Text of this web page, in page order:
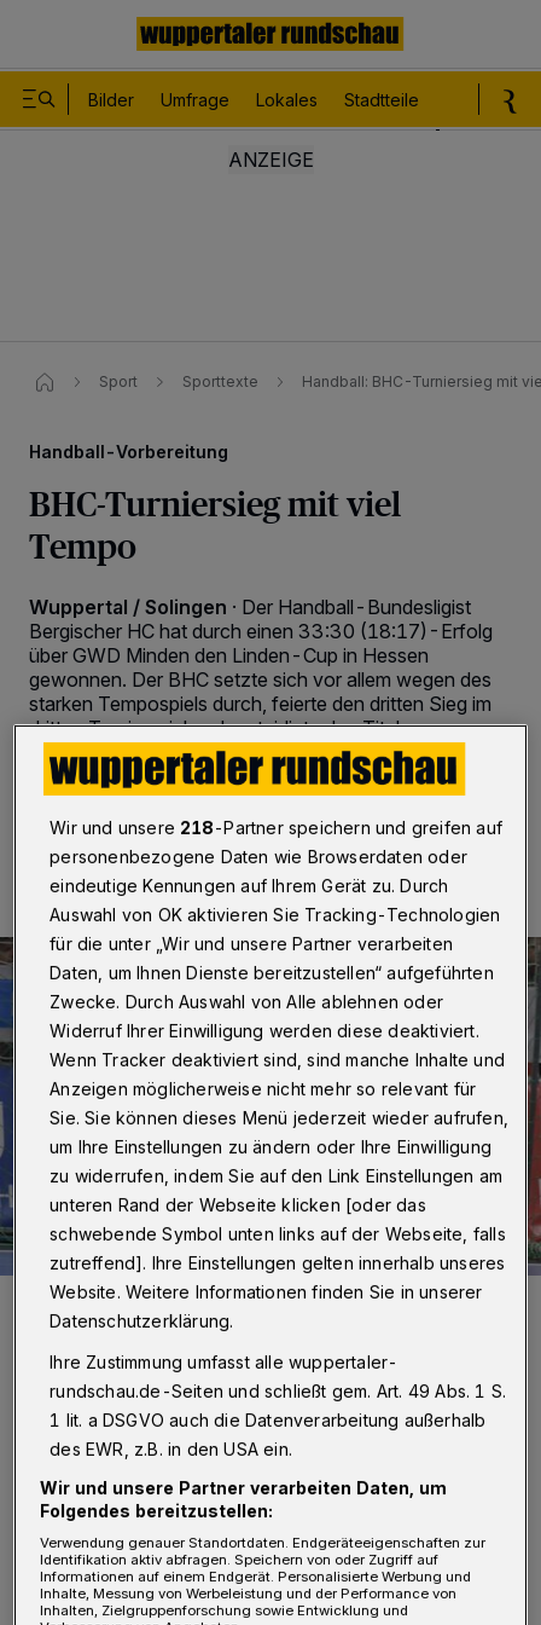
Bilder Umfrage Lokales Stadtteile
Sport Sporttexte Handball: BHC-Turniersieg mit
Handball-Vorbereitung
BHC-Turniersieg mit viel
Tempo
Wuppertal / Solingen · Der Handball-Bundesligist
Bergischer HC hat durch einen 33:30 (18:17)-Erfolg
über GWD Minden den Linden-Cup in Hessen
gewonnen. Der BHC setzte sich vor allem wegen des
starken Tempospiels durch, feierte den dritten Sieg im
dritten Turnierspiel und verteidigte den Titel.
04.08.2019 , 13:05 Uhr 2 Minuten Lesezeit
BHC-Keeper Christopher Rudeck.
Foto: Dirk Freund
„Wir freuen uns darüber“, so Trainer
Sebastian Hinze. „Es ist nicht vergleichbar mit
einem Sieg in der Meisterschaft, aber wir
wollten gewinnen.“ Den besseren Start hatten
Wir und unsere 218-Partner speichern und greifen auf
personenbezogene Daten wie Browserdaten oder
eindeutige Kennungen auf Ihrem Gerät zu. Durch
Auswahl von OK aktivieren Sie Tracking-Technologien
für die unter „Wir und unsere Partner verarbeiten
Daten, um Ihnen Dienste bereitzustellen“ aufgeführten
Zwecke. Durch Auswahl von Alle ablehnen oder
Widerruf Ihrer Einwilligung werden diese deaktiviert.
Wenn Tracker deaktiviert sind, sind manche Inhalte und
Anzeigen möglicherweise nicht mehr so relevant für
Sie. Sie können dieses Menü jederzeit wieder aufrufen,
um Ihre Einstellungen zu ändern oder Ihre Einwilligung
zu widerrufen, indem Sie auf den Link Einstellungen am
unteren Rand der Webseite klicken [oder das
schwebende Symbol unten links auf der Webseite, falls
zutreffend]. Ihre Einstellungen gelten innerhalb unseres
Website. Weitere Informationen finden Sie in unserer
Datenschutzerklärung.
Ihre Zustimmung umfasst alle wuppertaler-
rundschau.de-Seiten und schließt gem. Art. 49 Abs. 1 S.
1 lit. a DSGVO auch die Datenverarbeitung außerhalb
des EWR, z.B. in den USA ein.
Wir und unsere Partner verarbeiten Daten, um
Folgendes bereitzustellen:
Verwendung genauer Standortdaten. Endgeräteeigenschaften zur
Identifikation aktiv abfragen. Speichern von oder Zugriff auf
Informationen auf einem Endgerät. Personalisierte Werbung und
Inhalte, Messung von Werbeleistung und der Performance von
Inhalten, Zielgruppenforschung sowie Entwicklung und